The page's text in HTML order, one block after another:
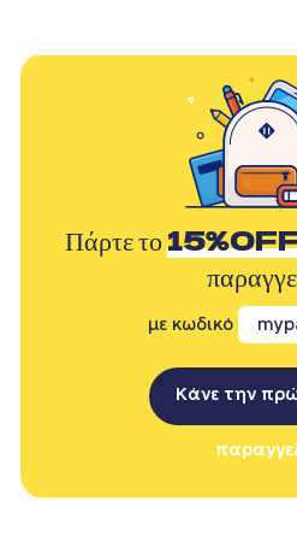
Πάρτε το
με κωδικό
Κάνε την